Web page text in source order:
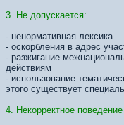
3. Не допускается:
- ненормативная лексика
- оскорбления в адрес
- разжигание
действиям
- использование
этого существует
4. Некорректное поведение